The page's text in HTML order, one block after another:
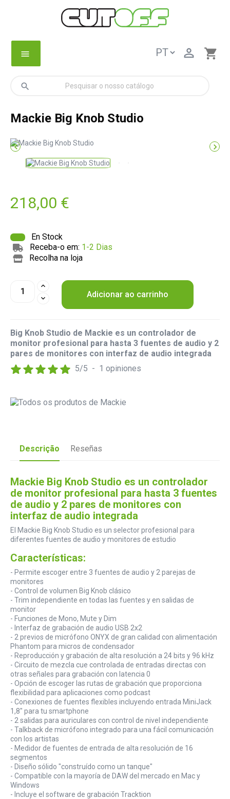
menu shopping_cart

search
Mackie Big Knob Studio
 
218,00 €
En Stock
Receba-o em: 1-2 Dias
Recolha na loja
Adicionar ao carrinho
Big Knob Studio de Mackie es un controlador de
monitor profesional para hasta 3 fuentes de audio y 2
pares de monitores con interfaz de audio integrada
5/5 - 1 opiniones
Descrição Reseñas
Mackie Big Knob Studio es un controlador
de monitor profesional para hasta 3 fuentes
de audio y 2 pares de monitores con
interfaz de audio integrada
El Mackie Big Knob Studio es un selector profesional para
diferentes fuentes de audio y monitores de estudio
Características:
- Permite escoger entre 3 fuentes de audio y 2 parejas de
monitores
- Control de volumen Big Knob clásico
- Trim independiente en todas las fuentes y en salidas de
monitor
- Funciones de Mono, Mute y Dim
- Interfaz de grabación de audio USB 2x2
- 2 previos de micrófono ONYX de gran calidad con alimentación
Phantom para micros de condensador
- Reproducción y grabación de alta resolución a 24 bits y 96 kHz
- Circuito de mezcla cue controlada de entradas directas con
otras señales para grabación con latencia 0
- Opción de escoger las rutas de grabación que proporciona
flexibilidad para aplicaciones como podcast
- Conexiones de fuentes flexibles incluyendo entrada MiniJack
1,8" para tu smartphone
- 2 salidas para auriculares con control de nivel independiente
- Talkback de micrófono integrado para una fácil comunicación
con los artistas
- Medidor de fuentes de entrada de alta resolución de 16
segmentos
- Diseño sólido "construído como un tanque"
- Compatible con la mayoría de DAW del mercado en Mac y
Windows
- Incluye el software de grabación Tracktion